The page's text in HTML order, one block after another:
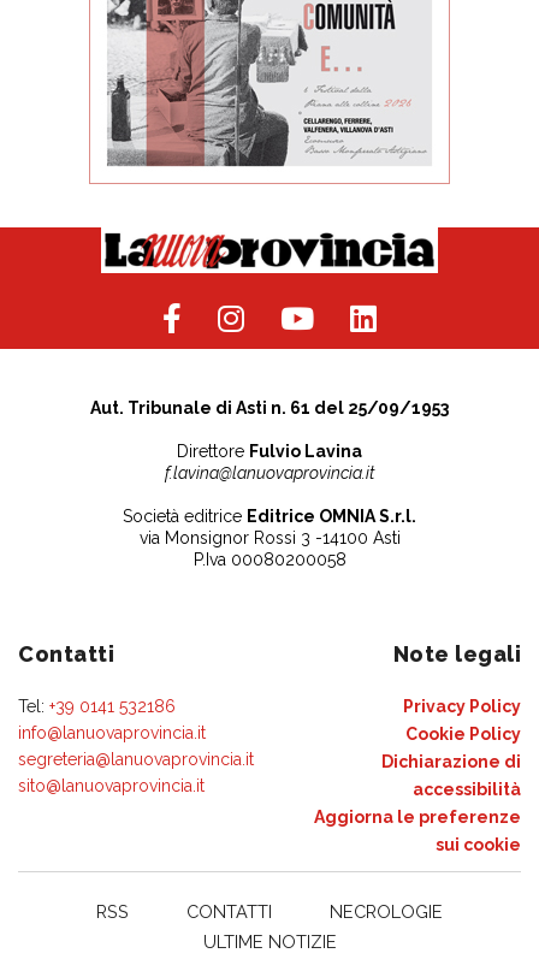
Aut. Tribunale di Asti n. 61 del 25/09/1953
Direttore Fulvio Lavina
f.lavina@lanuovaprovincia.it
Società editrice Editrice OMNIA S.r.l.
via Monsignor Rossi 3 -14100 Asti
P.Iva 00080200058
Contatti
Tel: +39 0141 532186
info@lanuovaprovincia.it
segreteria@lanuovaprovincia.it
sito@lanuovaprovincia.it
Note legali
Privacy Policy
Cookie Policy
Dichiarazione di
accessibilità
Aggiorna le preferenze
sui cookie
RSS CONTATTI
NECROLOGIE
ULTIME NOTIZIE